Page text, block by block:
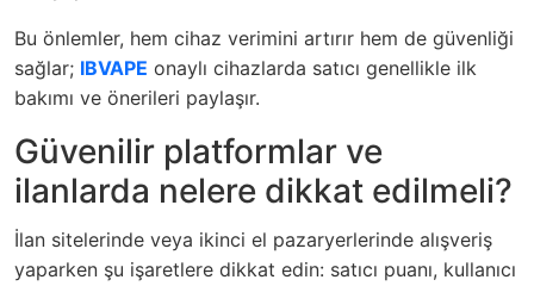
Bu önlemler, hem cihaz verimini artırır hem de güvenliği
sağlar; IBVAPE onaylı cihazlarda satıcı genellikle ilk
bakımı ve önerileri paylaşır.
Güvenilir platformlar ve
ilanlarda nelere dikkat edilmeli?
İlan sitelerinde veya ikinci el pazaryerlerinde alışveriş
yaparken şu işaretlere dikkat edin: satıcı puanı, kullanıcı